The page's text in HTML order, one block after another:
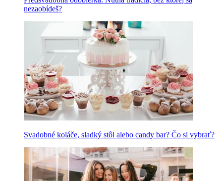
nezaobídeš?
Svadobné koláče, sladký stôl alebo candy bar? Čo si vybrať?